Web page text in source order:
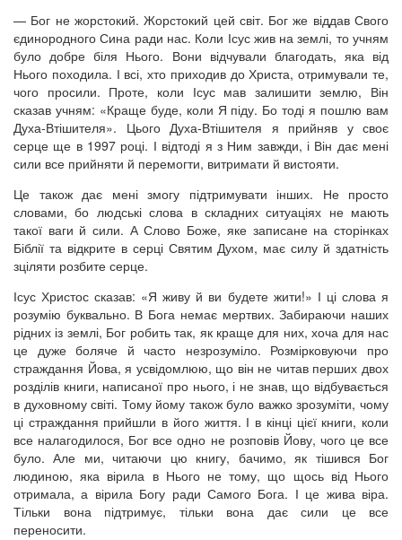
— Бог не жорстокий. Жорстокий цей світ. Бог же віддав Свого
єдинородного Сина ради нас. Коли Ісус жив на землі, то учням
було добре біля Нього. Вони відчували благодать, яка від
Нього походила. І всі, хто приходив до Христа, отримували те,
чого просили. Проте, коли Ісус мав залишити землю, Він
сказав учням: «Краще буде, коли Я піду. Бо тоді я пошлю вам
Духа-Втішителя». Цього Духа-Втішителя я прийняв у своє
серце ще в 1997 році. І відтоді я з Ним завжди, і Він дає мені
сили все прийняти й перемогти, витримати й вистояти.
Це також дає мені змогу підтримувати інших. Не просто
словами, бо людські слова в складних ситуаціях не мають
такої ваги й сили. А Слово Боже, яке записане на сторінках
Біблії та відкрите в серці Святим Духом, має силу й здатність
зціляти розбите серце.
Ісус Христос сказав: «Я живу й ви будете жити!» І ці слова я
розумію буквально. В Бога немає мертвих. Забираючи наших
рідних із землі, Бог робить так, як краще для них, хоча для нас
це дуже боляче й часто незрозуміло. Розмірковуючи про
страждання Йова, я усвідомлюю, що він не читав перших двох
розділів книги, написаної про нього, і не знав, що відбувається
в духовному світі. Тому йому також було важко зрозуміти, чому
ці страждання прийшли в його життя. І в кінці цієї книги, коли
все налагодилося, Бог все одно не розповів Йову, чого це все
було. Але ми, читаючи цю книгу, бачимо, як тішився Бог
людиною, яка вірила в Нього не тому, що щось від Нього
отримала, а вірила Богу ради Самого Бога. І це жива віра.
Тільки вона підтримує, тільки вона дає сили це все
переносити.